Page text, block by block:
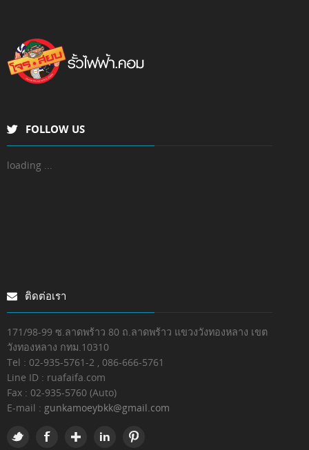
FOLLOW US
loading ...
ติดต่อเรา
171/98-99 ซ.ลาดพร้าว 80 ถ.ลาดพร้าว แขวงวังทองหลาง เขต
วังทองหลาง กทม.10310
Tel : 02-935-5761-2 , 086-666-5761
Line ID : ruafaifa.com
Fax : 02-935-5760 (Auto)
E-mail : gunkamoeybkk@gmail.com